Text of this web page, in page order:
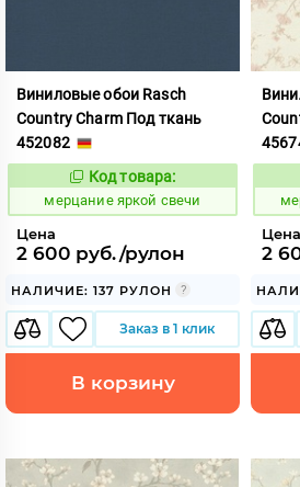
Виниловые обои Rasch
Country Charm Под ткань
452082
975834
Код товара:
мерцание яркой свечи
Цена
2 600 руб./рулон
НАЛИЧИЕ: 137 РУЛОН
Заказ в 1 клик
В корзину
Цена
2